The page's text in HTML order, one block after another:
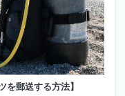
を郵送する方法】